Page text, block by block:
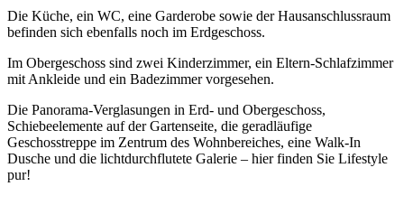
Die Küche, ein WC, eine Garderobe sowie der Hausanschlussraum
befinden sich ebenfalls noch im Erdgeschoss.
Im Obergeschoss sind zwei Kinderzimmer, ein Eltern-Schlafzimmer
mit Ankleide und ein Badezimmer vorgesehen.
Die Panorama-Verglasungen in Erd- und Obergeschoss,
Schiebeelemente auf der Gartenseite, die geradläufige
Geschosstreppe im Zentrum des Wohnbereiches, eine Walk-In
Dusche und die lichtdurchflutete Galerie – hier finden Sie Lifestyle
pur!